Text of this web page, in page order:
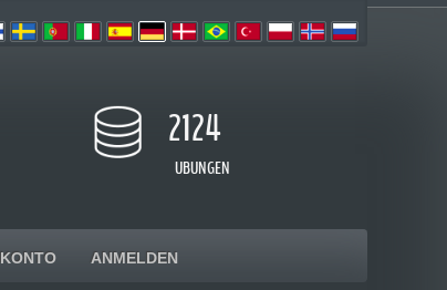
2124
UBUNGEN
KONTO ANMELDEN